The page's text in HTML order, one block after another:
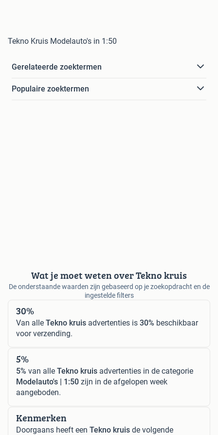
Tekno Kruis Modelauto's in 1:50
Gerelateerde zoektermen
Populaire zoektermen
Wat je moet weten over Tekno kruis
De onderstaande waarden zijn gebaseerd op je zoekopdracht en de
ingestelde filters
30%
Van alle Tekno kruis advertenties is 30% beschikbaar
voor verzending.
5%
5% van alle Tekno kruis advertenties in de categorie
Modelauto's | 1:50 zijn in de afgelopen week
aangeboden.
Kenmerken
Doorgaans heeft een Tekno kruis de volgende